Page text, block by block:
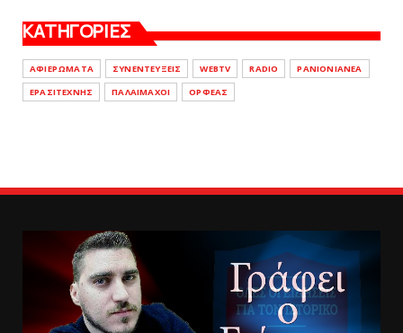
ΚΑΤΗΓΟΡΙΕΣ
ΑΦΙΕΡΩΜΑΤΑ ΣΥΝΕΝΤΕΥΞΕΙΣ WEBTV RADIO
PANIONIANEA
ΕΡΑΣΙΤΕΧΝΗΣ
ΠΑΛΑΙΜΑΧΟΙ ΟΡΦΕΑΣ